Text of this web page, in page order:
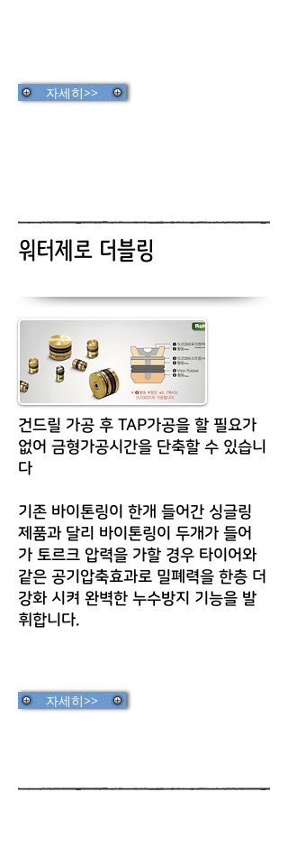
자세히>>
워터제로 더블링
건드릴 가공 후 TAP가공을 할 필요가
없어 금형가공시간을 단축할 수 있습니
다
기존 바이톤링이 한개 들어간 싱글링
제품과 달리 바이톤링이 두개가 들어
가 토르크 압력을 가할 경우 타이어와
같은 공기압축효과로 밀폐력을 한층 더
강화 시켜 완벽한 누수방지 기능을 발
휘합니다.
자세히>>